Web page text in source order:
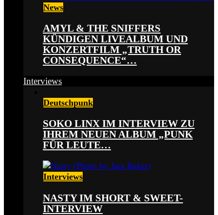
News
AMYL & THE SNIFFERS
KÜNDIGEN LIVEALBUM UND
KONZERTFILM „TRUTH OR
CONSEQUENCE“…
Interviews
Deutschpunk
SOKO LINX IM INTERVIEW ZU
IHREM NEUEN ALBUM „PUNK
FÜR LEUTE…
Interviews
NASTY IM SHORT & SWEET-
INTERVIEW